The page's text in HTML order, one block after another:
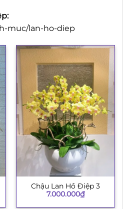
muc/lan-ho-diep
Chậu Lan Hồ Điệp 3
7.000.000₫